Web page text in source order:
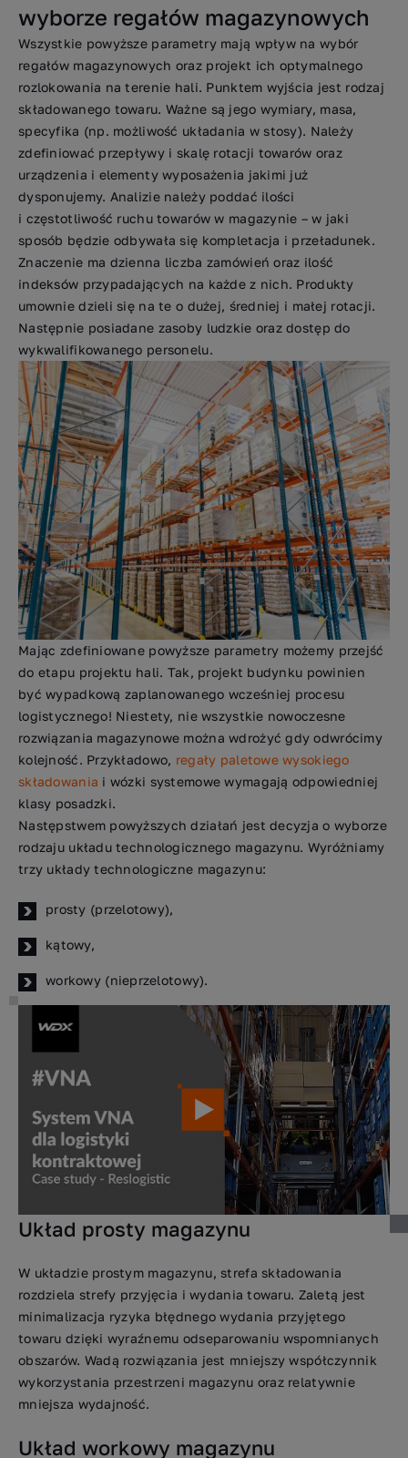
wyborze regałów magazynowych
Wszystkie powyższe parametry mają wpływ na wybór
regałów magazynowych oraz projekt ich optymalnego
rozlokowania na terenie hali. Punktem wyjścia jest rodzaj
składowanego towaru. Ważne są jego wymiary, masa,
specyfika (np. możliwość układania w stosy). Należy
zdefiniować przepływy i skalę rotacji towarów oraz
urządzenia i elementy wyposażenia jakimi już
dysponujemy. Analizie należy poddać ilości
i częstotliwość ruchu towarów w magazynie – w jaki
sposób będzie odbywała się kompletacja i przeładunek.
Znaczenie ma dzienna liczba zamówień oraz ilość
indeksów przypadających na każde z nich. Produkty
umownie dzieli się na te o dużej, średniej i małej rotacji.
Następnie posiadane zasoby ludzkie oraz dostęp do
wykwalifikowanego personelu.
Mając zdefiniowane powyższe parametry możemy przejść
do etapu projektu hali. Tak, projekt budynku powinien
być wypadkową zaplanowanego wcześniej procesu
logistycznego! Niestety, nie wszystkie nowoczesne
rozwiązania magazynowe można wdrożyć gdy odwrócimy
kolejność. Przykładowo, regały paletowe wysokiego
składowania i wózki systemowe wymagają odpowiedniej
klasy posadzki.
Następstwem powyższych działań jest decyzja o wyborze
rodzaju układu technologicznego magazynu. Wyróżniamy
trzy układy technologiczne magazynu:
prosty (przelotowy),
kątowy,
workowy (nieprzelotowy).
Układ prosty magazynu
W układzie prostym magazynu, strefa składowania
rozdziela strefy przyjęcia i wydania towaru. Zaletą jest
minimalizacja ryzyka błędnego wydania przyjętego
towaru dzięki wyraźnemu odseparowaniu wspomnianych
obszarów. Wadą rozwiązania jest mniejszy współczynnik
wykorzystania przestrzeni magazynu oraz relatywnie
mniejsza wydajność.
Układ workowy magazynu